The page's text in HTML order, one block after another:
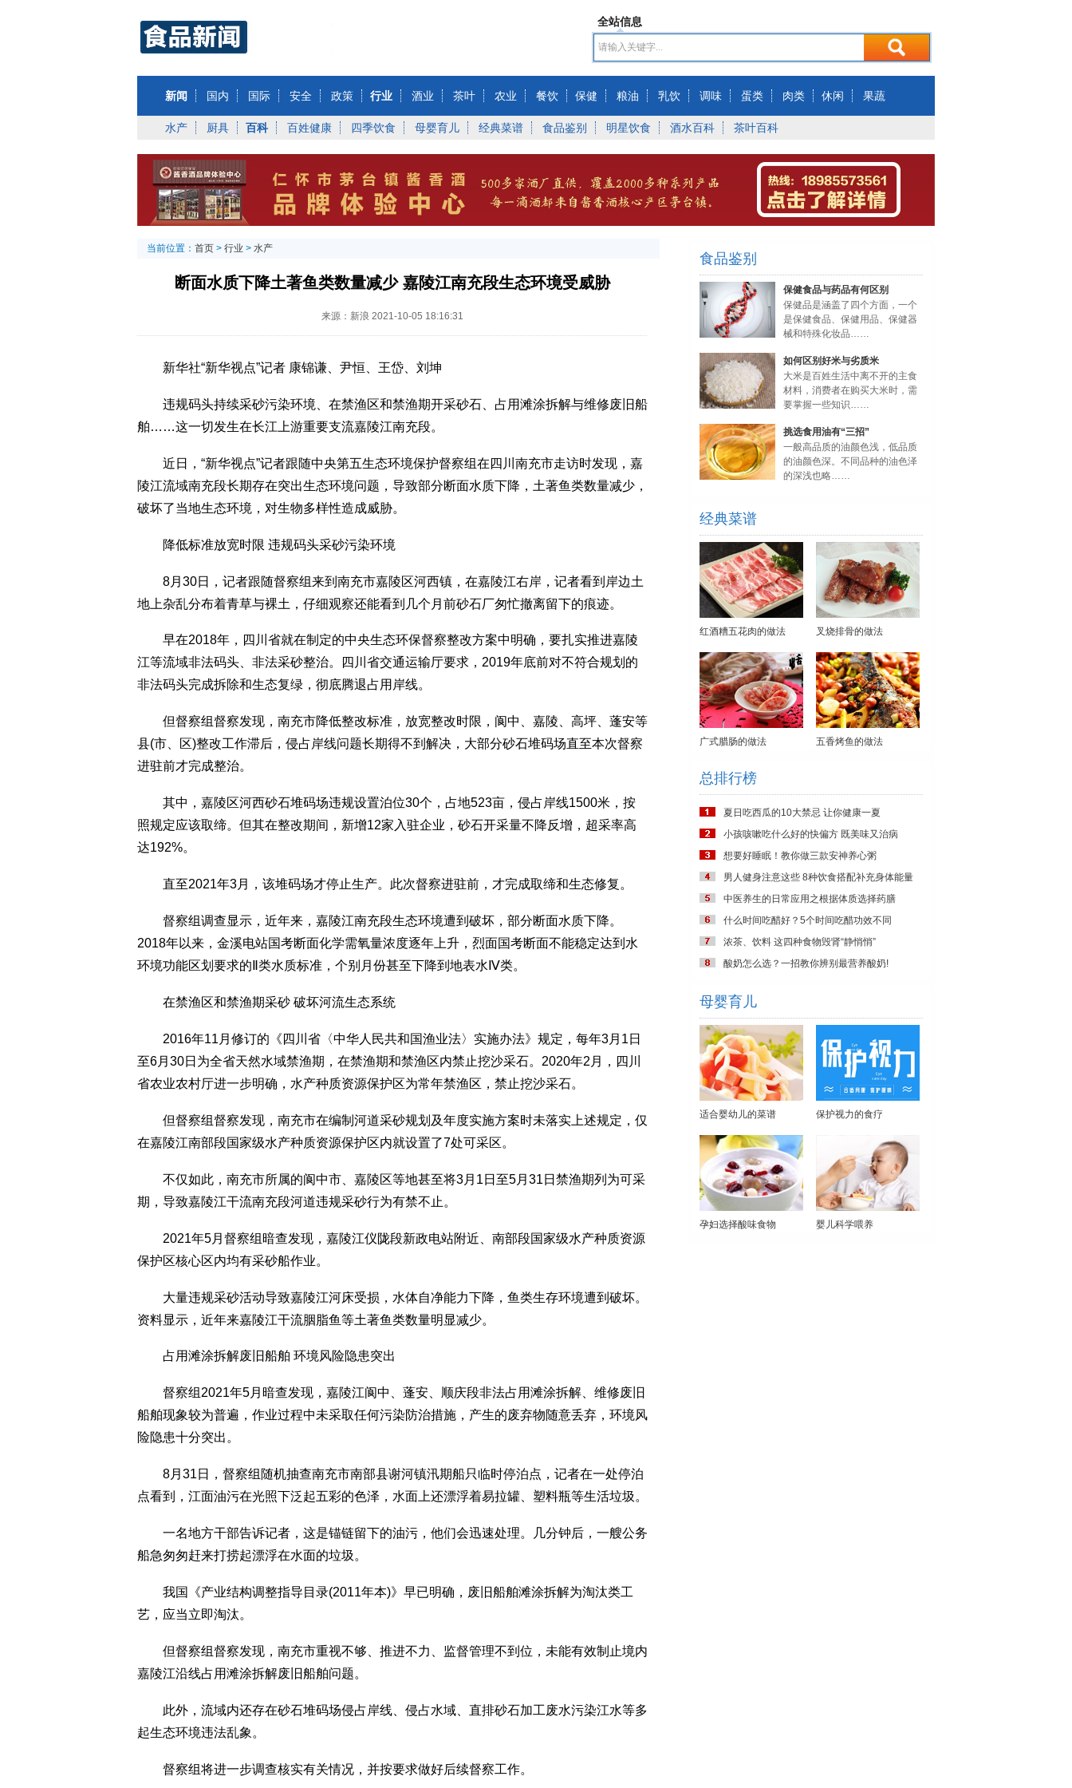
全站信息
新闻 国内 国际 安全 政策 行业 酒业 茶叶 农业 餐饮 保健 粮油 乳饮 调味 蛋类 肉类 休闲 果蔬
水产 厨具 百科 百姓健康 四季饮食 母婴育儿 经典菜谱 食品鉴别 明星饮食 酒水百科 茶叶百科
当前位置： 首页 > 行业 > 水产
断面水质下降土著鱼类数量减少 嘉陵江南充段生态环境受威胁
来源：新浪 2021-10-05 18:16:31
新华社“新华视点”记者 康锦谦、尹恒、王岱、刘坤
违规码头持续采砂污染环境、在禁渔区和禁渔期开采砂石、占用滩涂拆解与维修废旧船
舶……这一切发生在长江上游重要支流嘉陵江南充段。
近日，“新华视点”记者跟随中央第五生态环境保护督察组在四川南充市走访时发现，嘉
陵江流域南充段长期存在突出生态环境问题，导致部分断面水质下降，土著鱼类数量减少，
破坏了当地生态环境，对生物多样性造成威胁。
降低标准放宽时限 违规码头采砂污染环境
8月30日，记者跟随督察组来到南充市嘉陵区河西镇，在嘉陵江右岸，记者看到岸边土
地上杂乱分布着青草与裸土，仔细观察还能看到几个月前砂石厂匆忙撤离留下的痕迹。
早在2018年，四川省就在制定的中央生态环保督察整改方案中明确，要扎实推进嘉陵
江等流域非法码头、非法采砂整治。四川省交通运输厅要求，2019年底前对不符合规划的
非法码头完成拆除和生态复绿，彻底腾退占用岸线。
但督察组督察发现，南充市降低整改标准，放宽整改时限，阆中、嘉陵、高坪、蓬安等
县(市、区)整改工作滞后，侵占岸线问题长期得不到解决，大部分砂石堆码场直至本次督察
进驻前才完成整治。
其中，嘉陵区河西砂石堆码场违规设置泊位30个，占地523亩，侵占岸线1500米，按
照规定应该取缔。但其在整改期间，新增12家入驻企业，砂石开采量不降反增，超采率高
达192%。
直至2021年3月，该堆码场才停止生产。此次督察进驻前，才完成取缔和生态修复。
督察组调查显示，近年来，嘉陵江南充段生态环境遭到破坏，部分断面水质下降。
2018年以来，金溪电站国考断面化学需氧量浓度逐年上升，烈面国考断面不能稳定达到水
环境功能区划要求的Ⅱ类水质标准，个别月份甚至下降到地表水Ⅳ类。
在禁渔区和禁渔期采砂 破坏河流生态系统
2016年11月修订的《四川省〈中华人民共和国渔业法〉实施办法》规定，每年3月1日
至6月30日为全省天然水域禁渔期，在禁渔期和禁渔区内禁止挖沙采石。2020年2月，四川
省农业农村厅进一步明确，水产种质资源保护区为常年禁渔区，禁止挖沙采石。
但督察组督察发现，南充市在编制河道采砂规划及年度实施方案时未落实上述规定，仅
在嘉陵江南部段国家级水产种质资源保护区内就设置了7处可采区。
不仅如此，南充市所属的阆中市、嘉陵区等地甚至将3月1日至5月31日禁渔期列为可采
期，导致嘉陵江干流南充段河道违规采砂行为有禁不止。
2021年5月督察组暗查发现，嘉陵江仪陇段新政电站附近、南部段国家级水产种质资源
保护区核心区内均有采砂船作业。
大量违规采砂活动导致嘉陵江河床受损，水体自净能力下降，鱼类生存环境遭到破坏。
资料显示，近年来嘉陵江干流胭脂鱼等土著鱼类数量明显减少。
占用滩涂拆解废旧船舶 环境风险隐患突出
督察组2021年5月暗查发现，嘉陵江阆中、蓬安、顺庆段非法占用滩涂拆解、维修废旧
船舶现象较为普遍，作业过程中未采取任何污染防治措施，产生的废弃物随意丢弃，环境风
险隐患十分突出。
8月31日，督察组随机抽查南充市南部县谢河镇汛期船只临时停泊点，记者在一处停泊
点看到，江面油污在光照下泛起五彩的色泽，水面上还漂浮着易拉罐、塑料瓶等生活垃圾。
一名地方干部告诉记者，这是锚链留下的油污，他们会迅速处理。几分钟后，一艘公务
船急匆匆赶来打捞起漂浮在水面的垃圾。
我国《产业结构调整指导目录(2011年本)》早已明确，废旧船舶滩涂拆解为淘汰类工
艺，应当立即淘汰。
但督察组督察发现，南充市重视不够、推进不力、监督管理不到位，未能有效制止境内
嘉陵江沿线占用滩涂拆解废旧船舶问题。
此外，流域内还存在砂石堆码场侵占岸线、侵占水域、直排砂石加工废水污染江水等多
起生态环境违法乱象。
督察组将进一步调查核实有关情况，并按要求做好后续督察工作。
食品鉴别
保健食品与药品有何区别
保健品是涵盖了四个方面，一个
是保健食品、保健用品、保健器
械和特殊化妆品……
如何区别好米与劣质米
大米是百姓生活中离不开的主食
材料，消费者在购买大米时，需
要掌握一些知识……
挑选食用油有“三招”
一般高品质的油颜色浅，低品质
的油颜色深。不同品种的油色泽
的深浅也略……
经典菜谱
红酒糟五花肉的做法 叉烧排骨的做法
广式腊肠的做法 五香烤鱼的做法
总排行榜
夏日吃西瓜的10大禁忌 让你健康一夏
小孩咳嗽吃什么好的快偏方 既美味又治病
想要好睡眠！教你做三款安神养心粥
男人健身注意这些 8种饮食搭配补充身体能量
中医养生的日常应用之根据体质选择药膳
什么时间吃醋好？5个时间吃醋功效不同
浓茶、饮料 这四种食物毁肾“静悄悄”
酸奶怎么选？一招教你辨别最营养酸奶!
母婴育儿
适合婴幼儿的菜谱 保护视力的食疗
孕妇选择酸味食物 婴儿科学喂养